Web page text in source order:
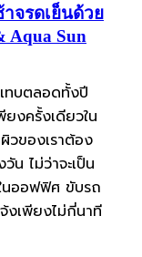
จรดเย็นด้วย
Aqua Sun
ทบตลอดทั้งปี
งครั้งเดียวใน
วของเราต้อง
ไม่ว่าจะเป็น
นออฟฟิศ ขับรถ
งเพียงไม่กี่นาที